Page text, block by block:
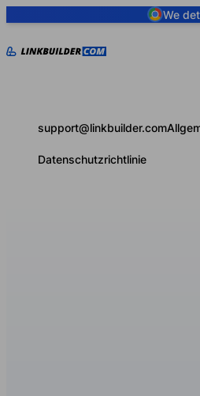
We
support@linkbuilder.com
Datenschutzrichtlinie